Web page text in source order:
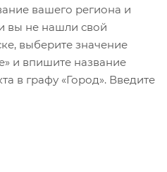
вашего региона и
вы не нашли свой
выберите значение
и впишите название
в графу «Город». Введите